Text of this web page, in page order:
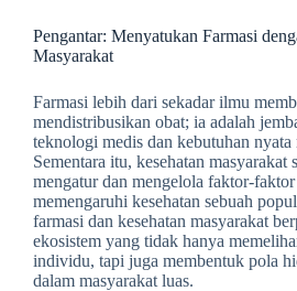
Pengantar: Menyatukan Farmasi
Masyarakat
Farmasi lebih dari sekadar ilmu
mendistribusikan obat; ia adalah
teknologi medis dan kebutuhan nyata
Sementara itu, kesehatan masyarakat
mengatur dan mengelola faktor-
memengaruhi kesehatan sebuah
farmasi dan kesehatan masyarakat
ekosistem yang tidak hanya
individu, tapi juga membentuk pola
dalam masyarakat luas.